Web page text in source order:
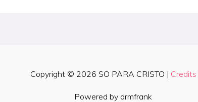
Copyright © 2026 SO PARA CRISTO | Credits
Powered by drmfrank